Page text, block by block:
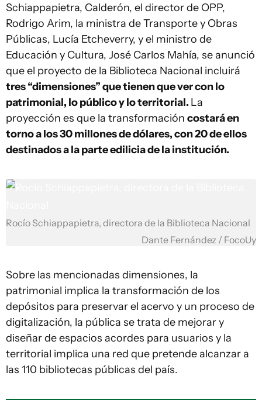
Schiappapietra, Calderón, el director de OPP,
Rodrigo Arim, la ministra de Transporte y Obras
Públicas, Lucía Etcheverry, y el ministro de
Educación y Cultura, José Carlos Mahía, se anunció
que el proyecto de la Biblioteca Nacional incluirá
tres “dimensiones” que tienen que ver con lo
patrimonial, lo público y lo territorial. La
proyección es que la transformación costará en
torno a los 30 millones de dólares, con 20 de ellos
destinados a la parte edilicia de la institución.
Rocío Schiappapietra, directora de la Biblioteca Nacional
Dante Fernández / FocoUy
Sobre las mencionadas dimensiones, la
patrimonial implica la transformación de los
depósitos para preservar el acervo y un proceso de
digitalización, la pública se trata de mejorar y
diseñar de espacios acordes para usuarios y la
territorial implica una red que pretende alcanzar a
las 110 bibliotecas públicas del país.